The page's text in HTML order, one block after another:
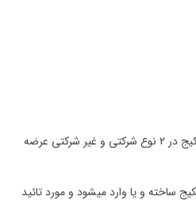
قطعات پکیج در 2 نوع شرکتی و غیر شرکتی عرضه
ساخته و یا وارد میشود و مورد تائید